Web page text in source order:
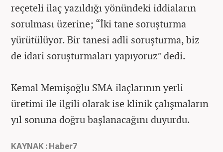
reçeteli ilaç yazıldığı yönündeki iddiaların
sorulması üzerine; “İki tane soruşturma
yürütülüyor. Bir tanesi adli soruşturma, biz
de idari soruşturmaları yapıyoruz” dedi.
Kemal Memişoğlu SMA ilaçlarının yerli
üretimi ile ilgili olarak ise klinik çalışmaların
yıl sonuna doğru başlanacağını duyurdu.
KAYNAK : Haber7